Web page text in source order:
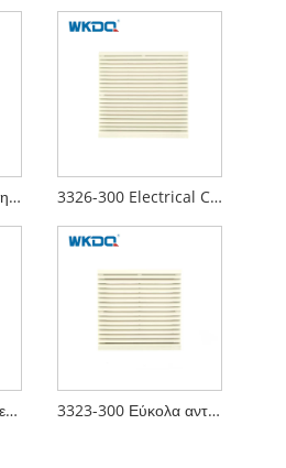
9803-300 Ανθεκτικό ηλεκτρικό ντουλάπι ελέγχου Ανεμιστήρες ψύξης φίλτρου αέρα Εύκολος στη χρήση Προσαρμοσμένη σχεδίαση Αδιάβροχη κουκούλα 3326-300 Electrical Cabinet Φίλτρο αέρα , Air Clean Πίνακας Ελέγχου Ανεμιστήρας εξαερισμού 290mm Επιφάνεια Αδιάβροχο Υλικό ABS
3325-300 Ανεμιστήρες εξαερισμού ηλεκτρικού ντουλαπιού 230V Γρήγορη κουμπώματος Click Fit Design 3323-300 Εύκολα αντικαθιστώμενα ηλεκτρικά ντουλάπια Φίλτρα αέρα IP54 Αδιάβροχη μόνωση Γρήγορη εγκατάσταση Αντιφλόγα ABS